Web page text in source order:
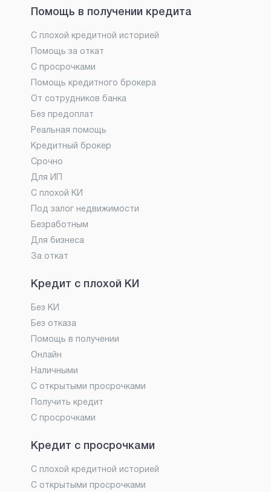
Помощь в получении кредита
С плохой кредитной историей
Помощь за откат
С просрочками
Помощь кредитного брокера
От сотрудников банка
Без предоплат
Реальная помощь
Кредитный брокер
Срочно
Для ИП
С плохой КИ
Под залог недвижимости
Безработным
Для бизнеса
За откат
Кредит с плохой КИ
Без КИ
Без отказа
Помощь в получении
Онлайн
Наличными
С открытыми просрочками
Получить кредит
С просрочками
Кредит с просрочками
С плохой кредитной историей
С открытыми просрочками